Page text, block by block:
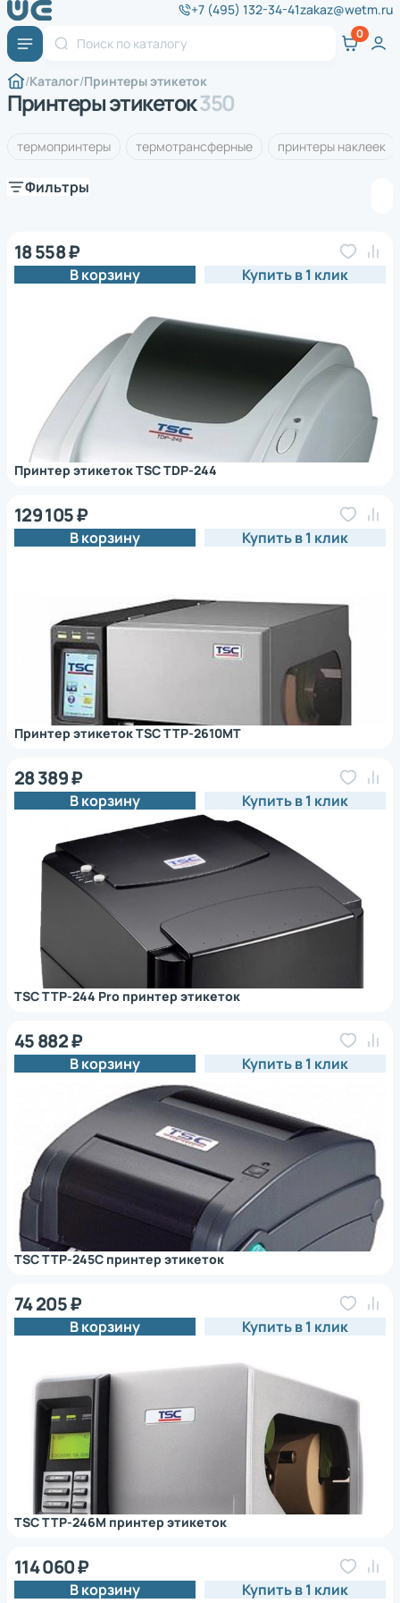
+7 (495) 132-34-41zakaz@wetm.ru
Каталог Принтеры этикеток
Принтеры этикеток350
термопринтеры термотрансферные принтеры наклеек
Фильтры
Принтер этикеток TSC TDP-244
18 558 ₽
В корзину Купить в 1 клик
Принтер этикеток TSC TTP-2610MT
129 105 ₽
В корзину Купить в 1 клик
TSC TTP-244 Pro принтер этикеток
28 389 ₽
В корзину Купить в 1 клик
TSC TTP-245C принтер этикеток
45 882 ₽
В корзину Купить в 1 клик
TSC TTP-246M принтер этикеток
74 205 ₽
В корзину Купить в 1 клик
114 060 ₽
В корзину Купить в 1 клик